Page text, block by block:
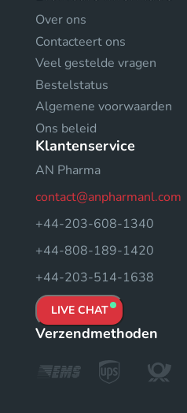
Over ons
Contacteert ons
Veel gestelde vragen
Bestelstatus
Algemene voorwaarden
Ons beleid
Klantenservice
AN Pharma
contact@anpharmanl.com
+44-203-608-1340
+44-808-189-1420
+44-203-514-1638
LIVE CHAT
Verzendmethoden